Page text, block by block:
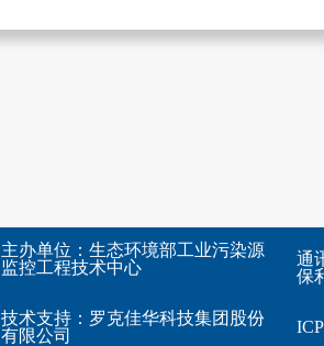
主办单位：生态环境部工业污染源
监控工程技术中心
技术支持： 罗克佳华科技集团股份
有限公司
通
保